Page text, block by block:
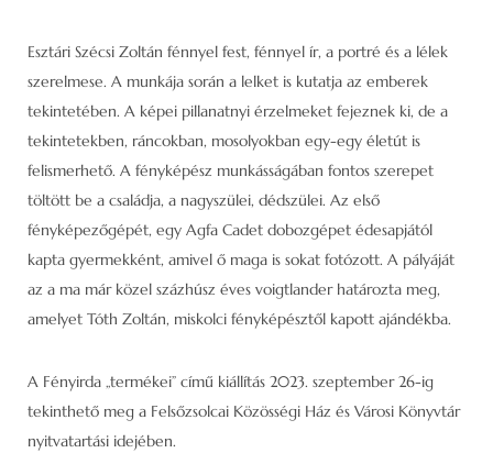
Esztári Szécsi Zoltán fénnyel fest, fénnyel ír, a portré és a lélek
szerelmese. A munkája során a lelket is kutatja az emberek
tekintetében. A képei pillanatnyi érzelmeket fejeznek ki, de a
tekintetekben, ráncokban, mosolyokban egy-egy életút is
felismerhető. A fényképész munkásságában fontos szerepet
töltött be a családja, a nagyszülei, dédszülei. Az első
fényképezőgépét, egy Agfa Cadet dobozgépet édesapjától
kapta gyermekként, amivel ő maga is sokat fotózott. A pályáját
az a ma már közel százhúsz éves voigtlander határozta meg,
amelyet Tóth Zoltán, miskolci fényképésztől kapott ajándékba.
A Fényirda „termékei” című kiállítás 2023. szeptember 26-ig
tekinthető meg a Felsőzsolcai Közösségi Ház és Városi Könyvtár
nyitvatartási idejében.